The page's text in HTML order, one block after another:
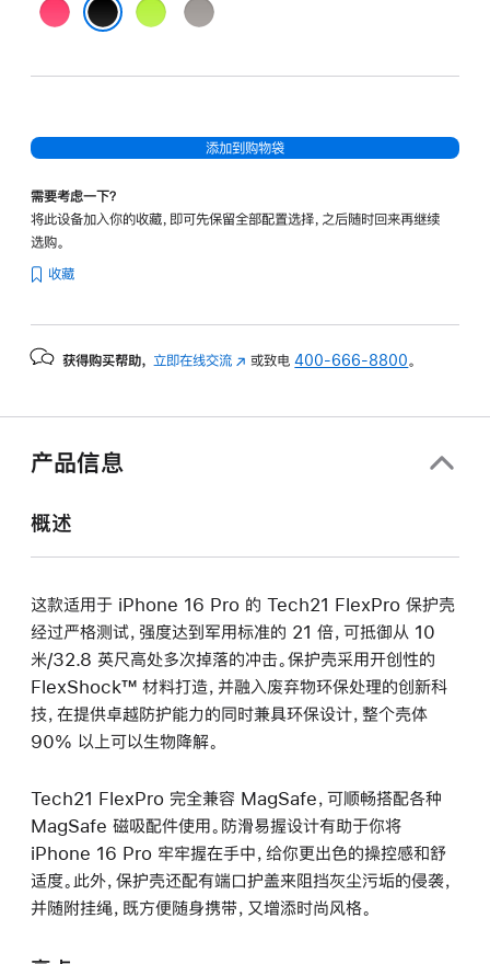
粉
绿
浅
添加到购物袋
需要考虑一下？
将此设备加入你的收藏，即可先保留全部配置选择，之后随时回来再继续
选购。
收藏
获得购买帮助， 立即在线交流 (在 或致电400-666-8800。
产品信息
概述
这款适用于 iPhone 16 Pro 的 Tech21 FlexPro 保护壳
经过严格测试，强度达到军用标准的 21 倍，可抵御从 10
米/32.8 英尺高处多次掉落的冲击。保护壳采用开创性的
FlexShock™ 材料打造，并融入废弃物环保处理的创新科
技，在提供卓越防护能力的同时兼具环保设计，整个壳体
90% 以上可以生物降解。
Tech21 FlexPro 完全兼容 MagSafe，可顺畅搭配各种
MagSafe 磁吸配件使用。防滑易握设计有助于你将
iPhone 16 Pro 牢牢握在手中，给你更出色的操控感和舒
适度。此外，保护壳还配有端口护盖来阻挡灰尘污垢的侵袭，
并随附挂绳，既方便随身携带，又增添时尚风格。